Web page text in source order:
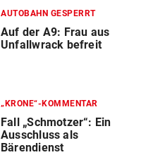
AUTOBAHN GESPERRT
Auf der A9: Frau aus
Unfallwrack befreit
„KRONE“-KOMMENTAR
Fall „Schmotzer“: Ein
Ausschluss als
Bärendienst